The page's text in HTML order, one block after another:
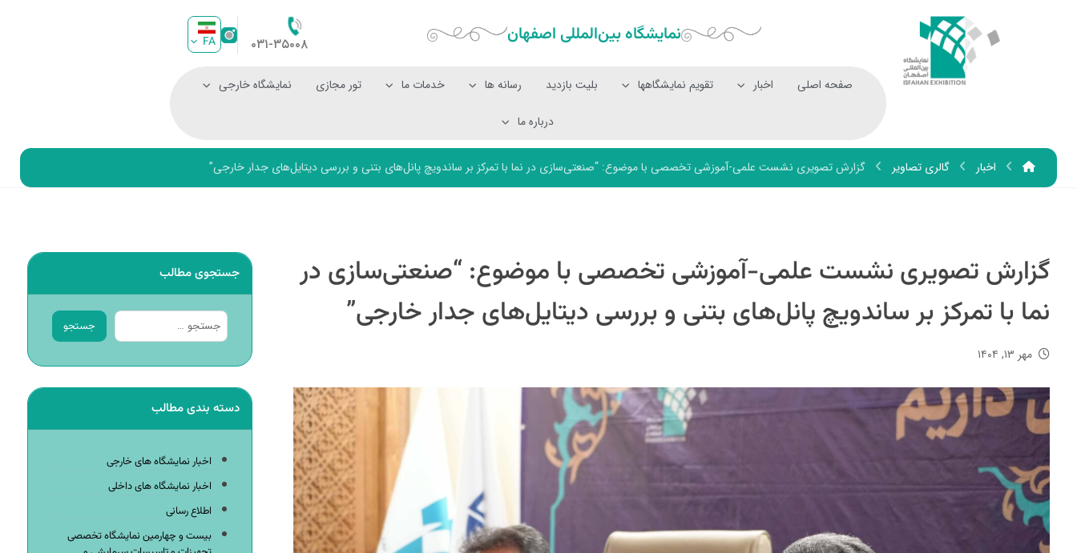
نمایشگاه بین‌المللی‌ اصفهان ۰۳۱-۳۵۰۰۸ FA
صفحه اصلی اخبار تقویم نمایشگاهها بلیت بازدید رسانه ها خدمات ما تور مجازی نمایشگاه خارجی
درباره ما
اخبار گالری تصاویر گزارش تصویری نشست علمی-آموزشی تخصصی با موضوع: “صنعتی‌سازی در نما با تمرکز بر ساندویچ پانل‌های بتنی و بررسی دیتایل‌های جدار خارجی”
گزارش تصویری نشست علمی-آموزشی تخصصی با موضوع: “صنعتی‌سازی در
نما با تمرکز بر ساندویچ پانل‌های بتنی و بررسی دیتایل‌های جدار خارجی”
مهر ۱۳, ۱۴۰۴
جستجوی مطالب
جستجو
دسته بندی مطالب
اخبار نمایشگاه های خارجی
اخبار نمایشگاه های داخلی
اطلاع رسانی
بیست و چهارمین نمایشگاه تخصصی